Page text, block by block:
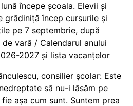
începe școala. Elevii și
grădiniță încep cursurile și
pe 7 septembrie, după
vară / Calendarul anului
2027 și lista vacanțelor
consilier școlar: Este
să nu-i lăsăm pe
așa cum sunt. Suntem prea